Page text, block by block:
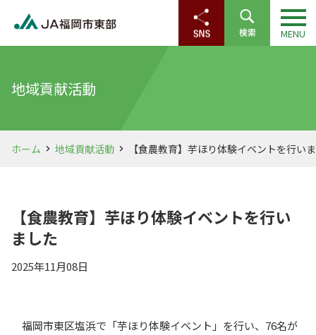
地域貢献活動
ホーム 地域貢献活動 【食農教育】芋ほり体験イベントを行い
【食農教育】芋ほり体験イベントを行い
ました
2025年11月08日
福岡市東区塩浜で「芋ほり体験イベント」を行い、76名が